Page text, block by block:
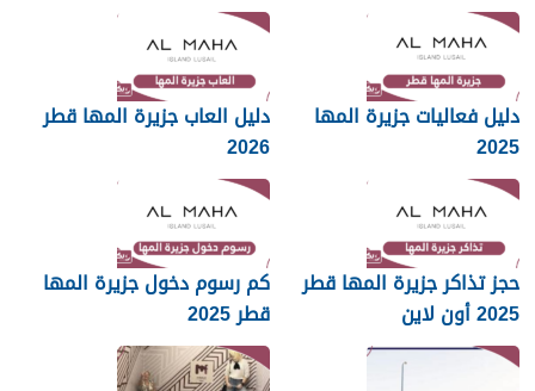
دليل فعاليات جزيرة المها
2025
دليل العاب جزيرة المها قطر
2026
حجز تذاكر جزيرة المها قطر
2025 أون لاين
كم رسوم دخول جزيرة المها
قطر 2025